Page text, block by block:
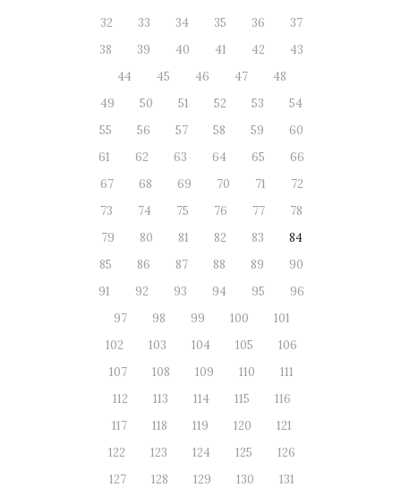
32
33 34 35 36
37
38
39 40 41 42
43
44
45 46 47
48
49
50 51 52 53
54
55
56 57 58 59
60
61
62 63 64 65
66
67
68 69 70 71
72
73
74 75 76 77
78
79
80 81 82 83
84
85
86 87 88 89
90
91
92 93 94 95
96
97
98 99 100
101
102
103 104 105
106
107
108 109 110
111
112
113 114 115
116
117
118 119 120
121
122
123 124 125
126
127
128 129 130
131